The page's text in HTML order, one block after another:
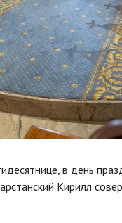
в день
Кирилл